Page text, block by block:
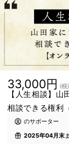
33,000円 (税
【人生相談】
相談できる権利
のサポーター
2025年04月末